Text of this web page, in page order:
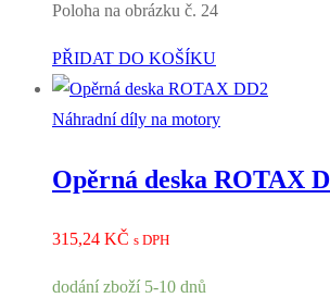
Poloha na obrázku č. 24
PŘIDAT DO KOŠÍKU
Náhradní díly na motory
Opěrná deska ROTAX
315,24 KČ s DPH
dodání zboží 5-10 dnů